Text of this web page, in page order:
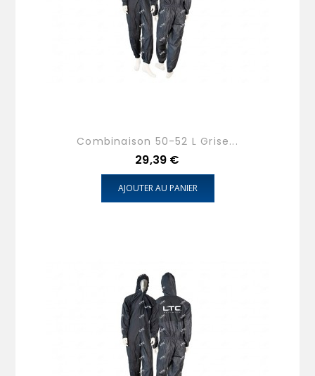
Combinaison 50-52 L Grise...
Prix
29,39 €
AJOUTER AU PANIER